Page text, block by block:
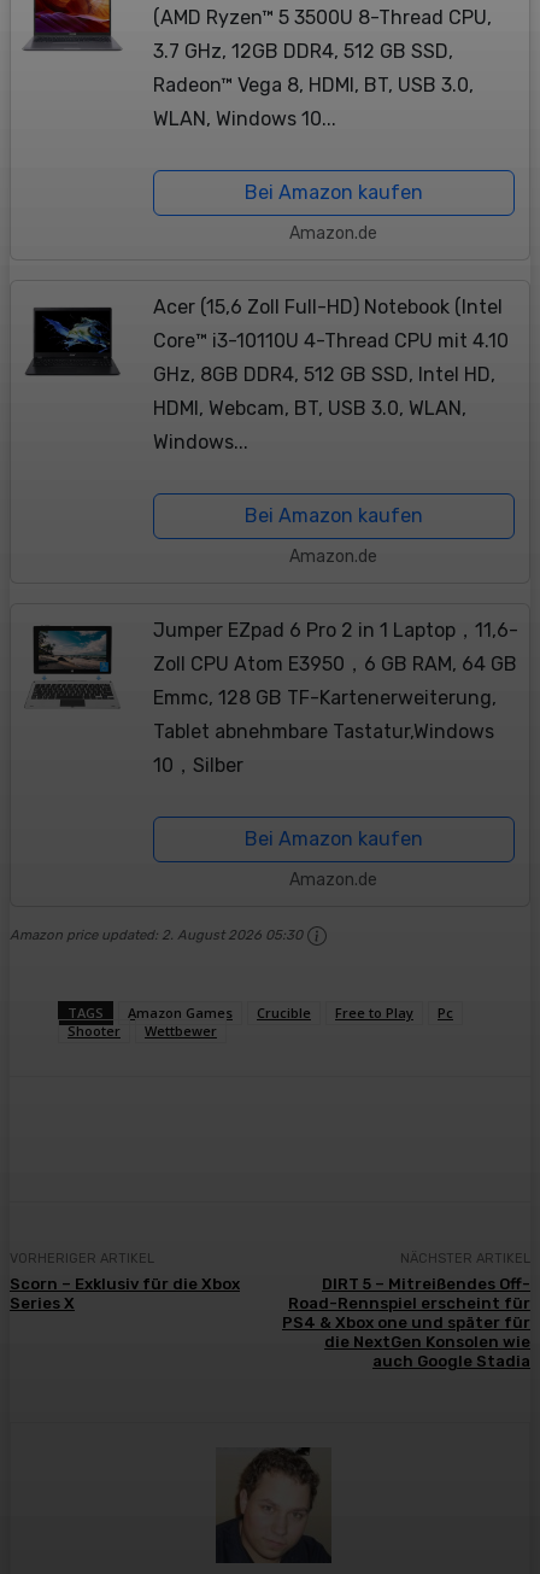
(AMD Ryzen™ 5 3500U 8-Thread CPU,
3.7 GHz, 12GB DDR4, 512 GB SSD,
Radeon™ Vega 8, HDMI, BT, USB 3.0,
WLAN, Windows 10...
Bei Amazon kaufen
Amazon.de
Acer (15,6 Zoll Full-HD) Notebook (Intel
Core™ i3-10110U 4-Thread CPU mit 4.10
GHz, 8GB DDR4, 512 GB SSD, Intel HD,
HDMI, Webcam, BT, USB 3.0, WLAN,
Windows...
Bei Amazon kaufen
Amazon.de
Jumper EZpad 6 Pro 2 in 1 Laptop，11,6-
Zoll CPU Atom E3950，6 GB RAM, 64 GB
Emmc, 128 GB TF-Kartenerweiterung,
Tablet abnehmbare Tastatur,Windows
10，Silber
Bei Amazon kaufen
Amazon.de
Amazon price updated: 2. August 2026 05:30
TAGS Amazon Games Crucible Free to Play
Pc
Shooter
Wettbewer
VORHERIGER ARTIKEL
Scorn – Exklusiv für die Xbox
Series X
NÄCHSTER ARTIKEL
DIRT 5 – Mitreißendes Off-
Road-Rennspiel erscheint für
PS4 & Xbox one und später für
die NextGen Konsolen wie
auch Google Stadia